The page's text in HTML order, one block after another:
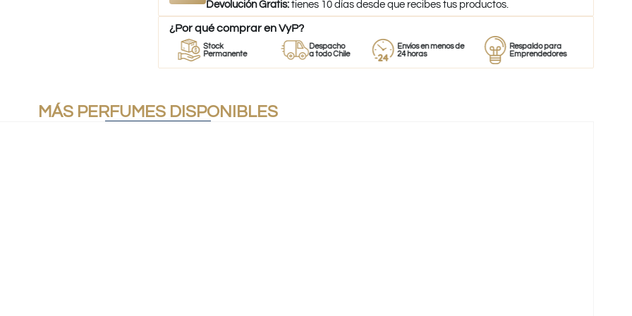
Devolución Gratis: tienes 10 días desde que recibes tus productos.
¿Por qué comprar en VyP?
Stock
Permanente
Despacho
a todo Chile
Envíos en menos de
24 horas
Respaldo para
Emprendedores
MÁS PERFUMES DISPONIBLES